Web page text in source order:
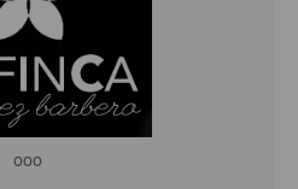
ooo